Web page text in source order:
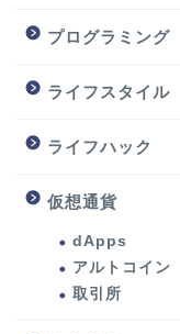
プログラミング
ライフスタイル
ライフハック
仮想通貨
dApps
アルトコイン
取引所